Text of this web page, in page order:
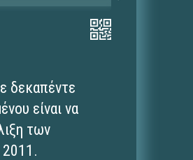
δεκαπέντε
είναι να
των